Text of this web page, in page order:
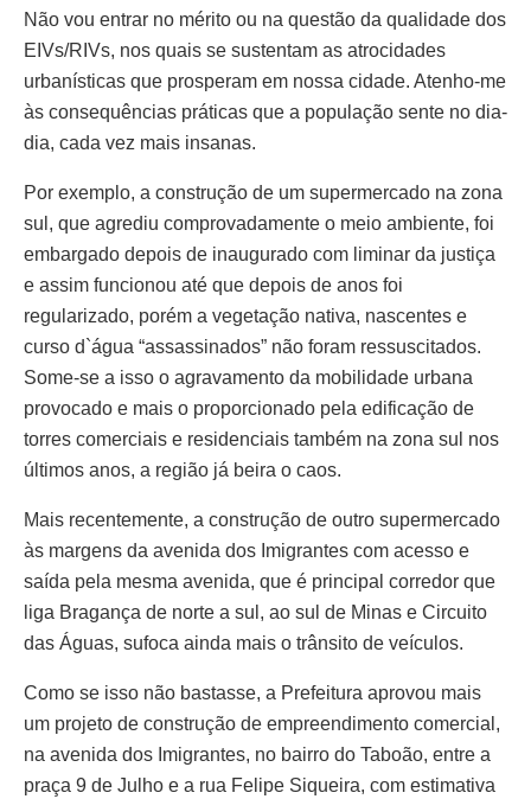
Não vou entrar no mérito ou na questão da qualidade dos
EIVs/RIVs, nos quais se sustentam as atrocidades
urbanísticas que prosperam em nossa cidade. Atenho-me
às consequências práticas que a população sente no dia-
dia, cada vez mais insanas.
Por exemplo, a construção de um supermercado na zona
sul, que agrediu comprovadamente o meio ambiente, foi
embargado depois de inaugurado com liminar da justiça
e assim funcionou até que depois de anos foi
regularizado, porém a vegetação nativa, nascentes e
curso d`água “assassinados” não foram ressuscitados.
Some-se a isso o agravamento da mobilidade urbana
provocado e mais o proporcionado pela edificação de
torres comerciais e residenciais também na zona sul nos
últimos anos, a região já beira o caos.
Mais recentemente, a construção de outro supermercado
às margens da avenida dos Imigrantes com acesso e
saída pela mesma avenida, que é principal corredor que
liga Bragança de norte a sul, ao sul de Minas e Circuito
das Águas, sufoca ainda mais o trânsito de veículos.
Como se isso não bastasse, a Prefeitura aprovou mais
um projeto de construção de empreendimento comercial,
na avenida dos Imigrantes, no bairro do Taboão, entre a
praça 9 de Julho e a rua Felipe Siqueira, com estimativa